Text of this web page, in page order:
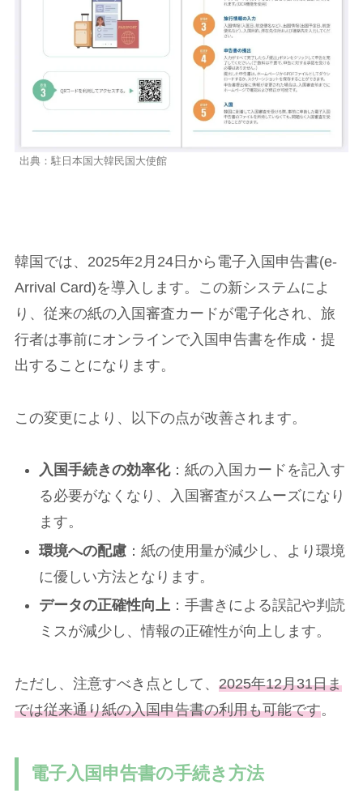
出典：駐日本国大韓民国大使館
韓国では、2025年2月24日から電子入国申告書(e-
Arrival Card)を導入します。この新システムによ
り、従来の紙の入国審査カードが電子化され、旅
行者は事前にオンラインで入国申告書を作成・提
出することになります。
この変更により、以下の点が改善されます。
入国手続きの効率化：紙の入国カードを記入す
る必要がなくなり、入国審査がスムーズになり
ます。
環境への配慮：紙の使用量が減少し、より環境
に優しい方法となります。
データの正確性向上：手書きによる誤記や判読
ミスが減少し、情報の正確性が向上します。
ただし、注意すべき点として、 2025年12月31日ま
では従来通り紙の入国申告書の利用も可能です。
電子入国申告書の手続き方法